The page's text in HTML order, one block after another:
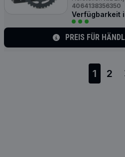
4064138356350
Verfügbarkeit
PREIS FÜR
1 2